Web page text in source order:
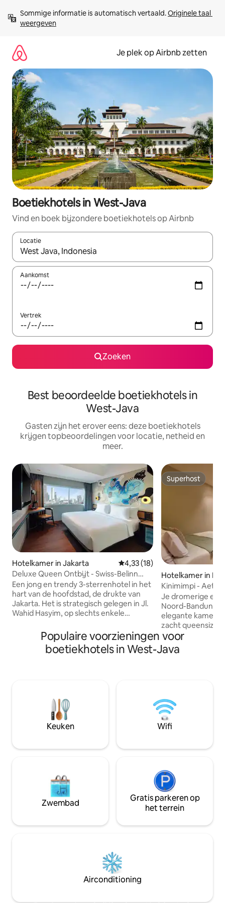
direct
naar
Sommige informatie is automatisch vertaald. Originele taal
weergeven
Je plek op Airbnb zetten
Boetiekhotels in West-Java
Vind en boek bijzondere boetiekhotels op Airbnb
Locatie
Wanneer er resultaten beschikbaar zijn, maak je een keuze
Aankomst
Vertrek
Zoeken
Best beoordeelde boetiekhotels in
West-Java
Gasten zijn het erover eens: deze boetiekhotels
krijgen topbeoordelingen voor locatie, netheid en
meer.
Hotelkamer in Jakarta Gemiddelde beoordeling van
4,33 (18)
Deluxe Queen Ontbijt - Swiss-Belinn
Wahid Hasyim
Een jong en trendy 3-sterrenhotel in het
hart van de hoofdstad, de drukte van
Jakarta. Het is strategisch gelegen in Jl.
Wahid Hasyim, op slechts enkele
zakenwereld, de overheid en de winkel-
en handelsdistricten in Jakarta! Het
treinstation van de luchthaven en het
vakantiegangers, vanwege de nabijheid
van meerdere eetgelegenheden,
entertainmentzones en toeristische
attracties.<br><br>Alle kamers zijn
minimalistische thema 's. Gezien het
uitgeruste functies, waaronder
elektrische koffiezetapparaten, een
kluisje in de kamer, een minikoelkast,
gratis snelle wifi, gratis flessen water en
24 uur per dag in de kamer dineren.<br>
<br>Voor een vriendelijke en informele
gerechten en dranken met een
touchless menu om uit te kiezen. De
sfeer wordt verder versterkt met
houten elementen en stijlvolle
visuele ervaring net zo aangenaam is.
Superhost
Superhost
Hotelkamer in
kajadi
Kinimimpi -
padelbaan
Je dromerige en
Noord-Bandung. Ontsnap naar onze
elegante kamer
zacht queensize
balkon te midden
van Bandung. Til je verblijf naar een
hoger niveau: het
van gratis wifi,
water en
serene comfort
gemak. Boek vandaag nog je verfijnde
Populaire voorzieningen voor
boetiekhotels in West-Java
Keuken Wifi
Zwembad
Gratis parkeren op
het terrein
Airconditioning